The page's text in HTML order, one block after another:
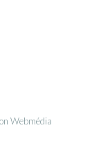
Webmédia